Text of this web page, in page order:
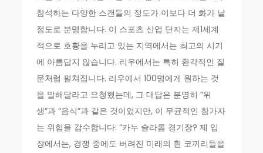
참석하는 다양한 스캔들의 정도가 이보다 더 화가 날
정도로 분명합니다. 이 스포츠 산업 단지는 제1세계
적으로 호황을 누리고 있는 지역에서는 최고의 시기
에 아름답지 않습니다. 리우에서는 특히 환각적인 질
문처럼 펼쳐집니다. 리우에서 100명에게 원하는 것
을 말해달라고 요청했는데, 그 대답은 분명히 “위
생”과 “음식”과 같은 것이었지만, 이 무균적인 참가자
는 위험을 감수합니다: “카누 슬라롬 경기장? 제 입
장에서는, 경쟁 중에도 버려진 미래의 흰 코끼리들을